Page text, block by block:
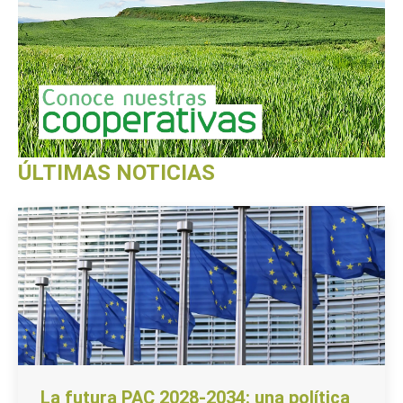
ÚLTIMAS NOTICIAS
La futura PAC 2028-2034: una política